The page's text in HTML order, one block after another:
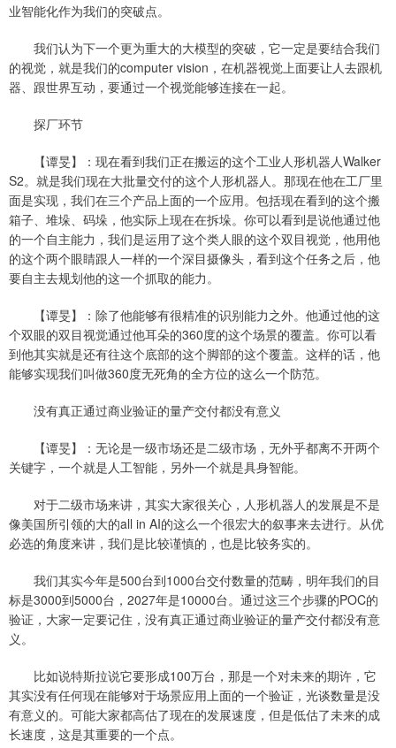
业智能化作为我们的突破点。
我们认为下一个更为重大的大模型的突破，它一定是要结合我们
的视觉，就是我们的computer vision，在机器视觉上面要让人去跟机
器、跟世界互动，要通过一个视觉能够连接在一起。
探厂环节
【谭旻】：现在看到我们正在搬运的这个工业人形机器人Walker
S2。就是我们现在大批量交付的这个人形机器人。那现在他在工厂里
面是实现，我们在三个产品上面的一个应用。包括现在看到的这个搬
箱子、堆垛、码垛，他实际上现在在拆垛。你可以看到是说他通过他
的一个自主能力，我们是运用了这个类人眼的这个双目视觉，他用他
的这个两个眼睛跟人一样的一个深目摄像头，看到这个任务之后，他
要自主去规划他的这一个抓取的能力。
【谭旻】：除了他能够有很精准的识别能力之外。他通过他的这
个双眼的双目视觉通过他耳朵的360度的这个场景的覆盖。你可以看
到他其实就是还有往这个底部的这个脚部的这个覆盖。这样的话，他
能够实现我们叫做360度无死角的全方位的这么一个防范。
没有真正通过商业验证的量产交付都没有意义
【谭旻】：无论是一级市场还是二级市场，无外乎都离不开两个
关键字，一个就是人工智能，另外一个就是具身智能。
对于二级市场来讲，其实大家很关心，人形机器人的发展是不是
像美国所引领的大的all in AI的这么一个很宏大的叙事来去进行。从优
必选的角度来讲，我们是比较谨慎的，也是比较务实的。
我们其实今年是500台到1000台交付数量的范畴，明年我们的目
标是3000到5000台，2027年是10000台。通过这三个步骤的POC的
验证，大家一定要记住，没有真正通过商业验证的量产交付都没有意
义。
比如说特斯拉说它要形成100万台，那是一个对未来的期许，它
其实没有任何现在能够对于场景应用上面的一个验证，光谈数量是没
有意义的。可能大家都高估了现在的发展速度，但是低估了未来的成
长速度，这是其重要的一个点。